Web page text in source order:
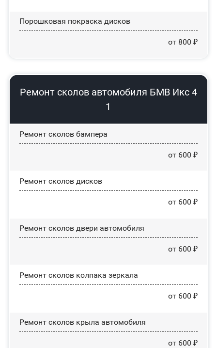
Порошковая покраска дисков
от 800 ₽
Ремонт сколов автомобиля БМВ Икс 4
1
Ремонт сколов бампера
от 600 ₽
Ремонт сколов дисков
от 600 ₽
Ремонт сколов двери автомобиля
от 600 ₽
Ремонт сколов колпака зеркала
от 600 ₽
Ремонт сколов крыла автомобиля
от 600 ₽